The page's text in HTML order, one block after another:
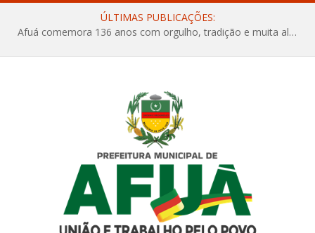
ÚLTIMAS PUBLICAÇÕES:
Afuá comemora 136 anos com orgulho, tradição e muita alegria na Quadra Dr. Nelson Salomão